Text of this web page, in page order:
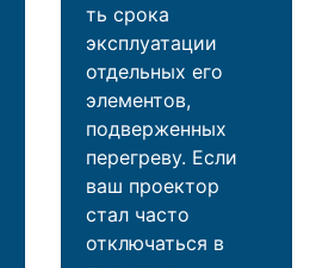
ть срока
эксплуатации
отдельных его
элементов,
подверженных
перегреву. Если
ваш проектор
стал часто
отключаться в